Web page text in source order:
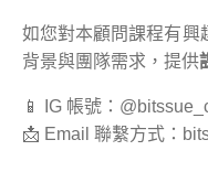
如您對本顧問課程有興
背景與團隊需求，提供
📱 IG 帳號：
📩 Email 聯繫方式：